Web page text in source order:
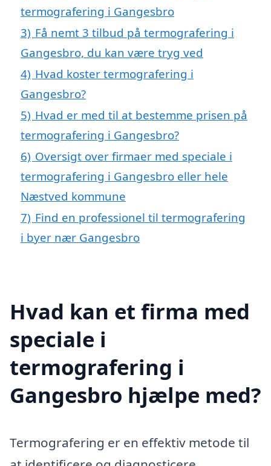
termografering i Gangesbro
3) Få nemt 3 tilbud på termografering i
Gangesbro, du kan være tryg ved
4) Hvad koster termografering i
Gangesbro?
5) Hvad er med til at bestemme prisen på
termografering i Gangesbro?
6) Oversigt over firmaer med speciale i
termografering i Gangesbro eller hele
Næstved kommune
7) Find en professionel til termografering
i byer nær Gangesbro
Hvad kan et firma med
speciale i
termografering i
Gangesbro hjælpe med?
Termografering er en effektiv metode til